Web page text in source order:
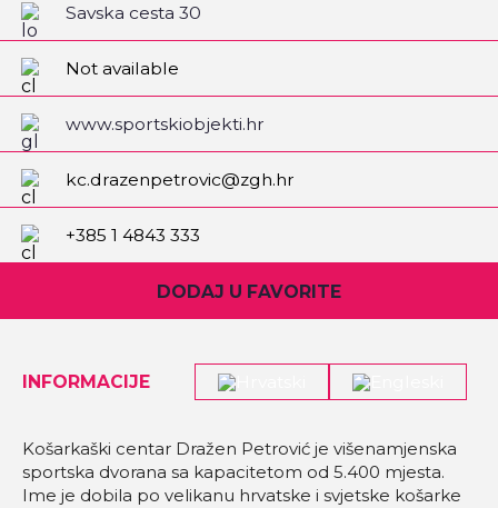
Savska cesta 30
Not available
www.sportskiobjekti.hr
kc.drazenpetrovic@zgh.hr
+385 1 4843 333
DODAJ U FAVORITE
INFORMACIJE
Košarkaški centar Dražen Petrović je višenamjenska
sportska dvorana sa kapacitetom od 5.400 mjesta.
Ime je dobila po velikanu hrvatske i svjetske košarke